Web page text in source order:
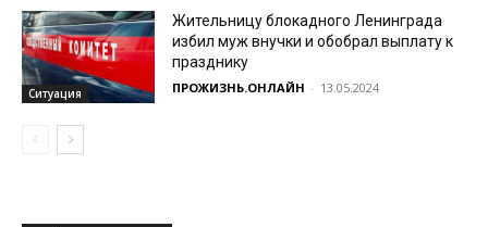
Ситуация
Жительницу блокадного Ленинграда
избил муж внучки и обобрал выплату к
празднику
ПРОЖИЗНЬ.ОНЛАЙН - 13.05.2024